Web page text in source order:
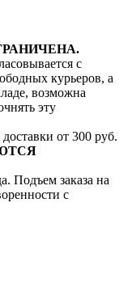
с
курьеров, а
возможна
эту
от 300 руб.
Подъем заказа на
с